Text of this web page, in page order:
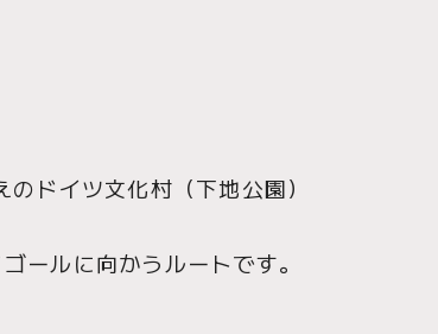
ドイツ文化村（下地公園）
ールに向かうルートです。